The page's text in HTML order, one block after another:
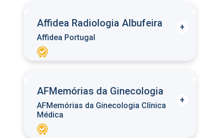
Affidea Radiologia Albufeira
Affidea Portugal
AFMemórias da Ginecologia
AFMemórias da Ginecologia Clínica
Médica